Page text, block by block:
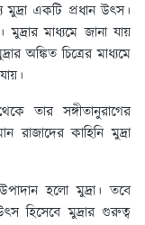
মুদ্রা একটি প্রধান উৎস।
মাধ্যমে জানা যায়
অঙ্কিত চিত্রের মাধ্যমে
তার সঙ্গীতানুরাগের
রাজাদের কাহিনি মুদ্রা
হলো মুদ্রা। তবে
হিসেবে মুদ্রার গুরুত্ব